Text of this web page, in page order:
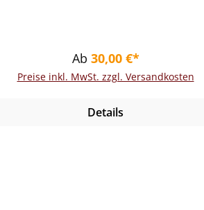
Regulärer Preis:
Ab 30,00 €*
Preise inkl. MwSt. zzgl. Versandkosten
Details